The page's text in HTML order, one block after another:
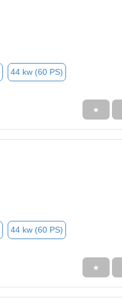
44 kw (60 PS)
★
44 kw (60 PS)
★